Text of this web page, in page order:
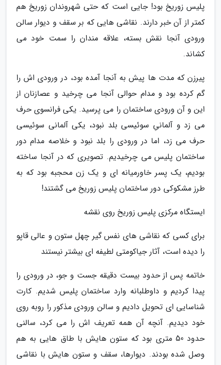
پلیس زوریخ بود! جایی است که حتی شهروندان زوریخ هم
کمتر از آن خبر دارند. نقاشی هایی که بر سقف و دیوار سالن
ورودی آنجا نقش بسته، علاقه مندان را سمت خود می
کشاند.
پیرزن که مدت ها پیش به آنجا آمده بود، در ورودی اش را
گم کرده بود و مدام حوالی آنجا می چرخید و عصازنان از
این و آن ورودی ساختمان را می پرسید. یکی فرانسوی حرف
می زد و آلمانیِ سوئیسی بلد نبود، یکی آلمانی سوئیسی
حرف می زد، اما در ورودی را بلد نبود و خلاصه مدام دور
ساختمان پلیس می چرخیدیم. تصویری که در آنجا ساخته
بودیم، یک پسر خاورمیانه ای و یک زن محجبه بود که به
طرز مشکوکی دور ساختمان پلیس زوریخ می گشتند!
ایستگاه مرکزی پلیس زوریخ روی نقشه
برای کسی که نقاشی های نفس گیر چهل ستون و عالی قاپو
را دیده است، آثار جیاکومتی لطیفه ای بیشتر نیستند
خاتمه پس از حدود بیست دقیقه جست و جو، در ورودی را
پیدا کردیم و داوطلبانه وارد ساختمان پلیس شدیم. کارت
شناسایی ای تحویل دادیم و سالن ورودی مذکور را روبه روی
خود دیدیم. آنچه آن همه تعریف اش را می کرد، سالنی
حدود 50 متری بود که ستون هایش با طاق هایی به هم
وصل شده بودند. دیوارها، سقف و ستون هایش با نقاشی